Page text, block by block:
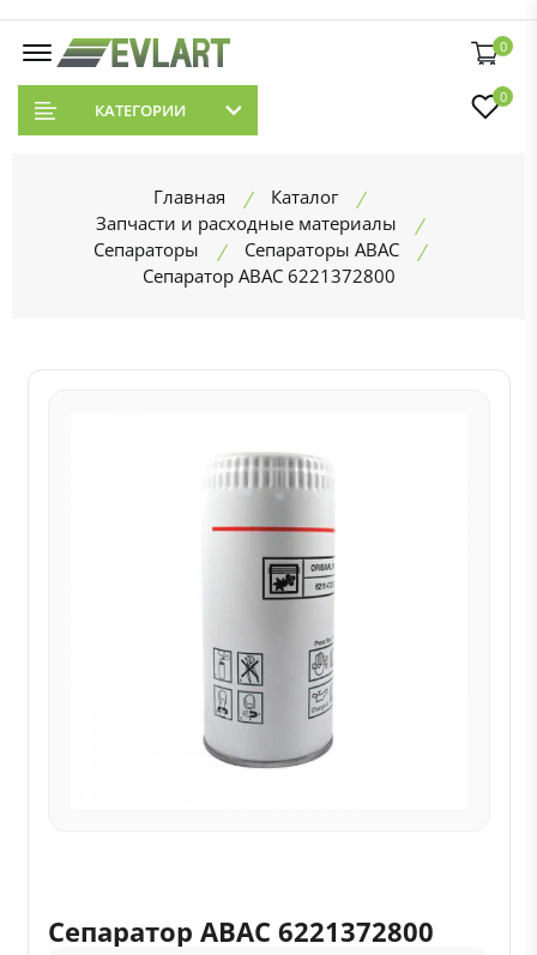
0
КАТЕГОРИИ
0
Главная
Каталог
Запчасти и расходные материалы
Сепараторы
Сепараторы ABAC
Сепаратор ABAC 6221372800
Сепаратор ABAC 6221372800